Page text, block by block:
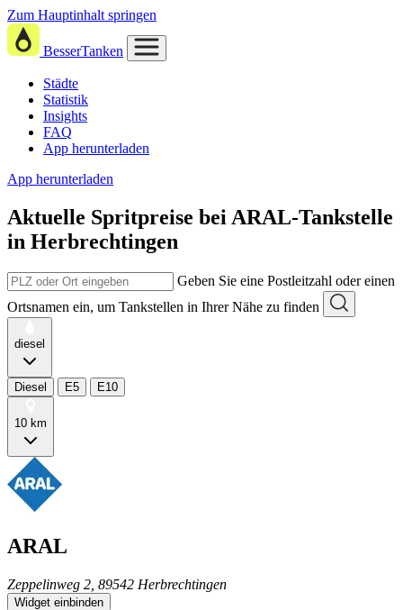
Zum Hauptinhalt springen
BesserTanken
Städte
Statistik
Insights
FAQ
App herunterladen
App herunterladen
Aktuelle Spritpreise bei ARAL-Tankstelle
in Herbrechtingen
Geben Sie eine Postleitzahl oder einen
Ortsnamen ein, um Tankstellen in Ihrer Nähe zu finden
diesel
Diesel E5 E10
10 km
ARAL
Zeppelinweg 2, 89542 Herbrechtingen
Widget einbinden